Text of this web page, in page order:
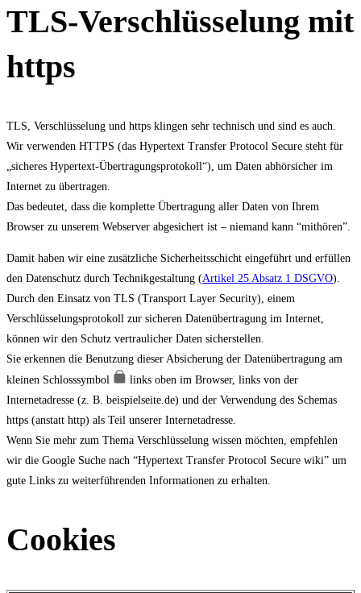
TLS-Verschlüsselung mit
https
TLS, Verschlüsselung und https klingen sehr technisch und sind es auch.
Wir verwenden HTTPS (das Hypertext Transfer Protocol Secure steht für
„sicheres Hypertext-Übertragungsprotokoll“), um Daten abhörsicher im
Internet zu übertragen.
Das bedeutet, dass die komplette Übertragung aller Daten von Ihrem
Browser zu unserem Webserver abgesichert ist – niemand kann “mithören”.
Damit haben wir eine zusätzliche Sicherheitsschicht eingeführt und erfüllen
den Datenschutz durch Technikgestaltung (Artikel 25 Absatz 1 DSGVO).
Durch den Einsatz von TLS (Transport Layer Security), einem
Verschlüsselungsprotokoll zur sicheren Datenübertragung im Internet,
können wir den Schutz vertraulicher Daten sicherstellen.
Sie erkennen die Benutzung dieser Absicherung der Datenübertragung am
kleinen Schlosssymbol
links oben im Browser, links von der
Internetadresse (z. B. beispielseite.de) und der Verwendung des Schemas
https (anstatt http) als Teil unserer Internetadresse.
Wenn Sie mehr zum Thema Verschlüsselung wissen möchten, empfehlen
wir die Google Suche nach “Hypertext Transfer Protocol Secure wiki” um
gute Links zu weiterführenden Informationen zu erhalten.
Cookies